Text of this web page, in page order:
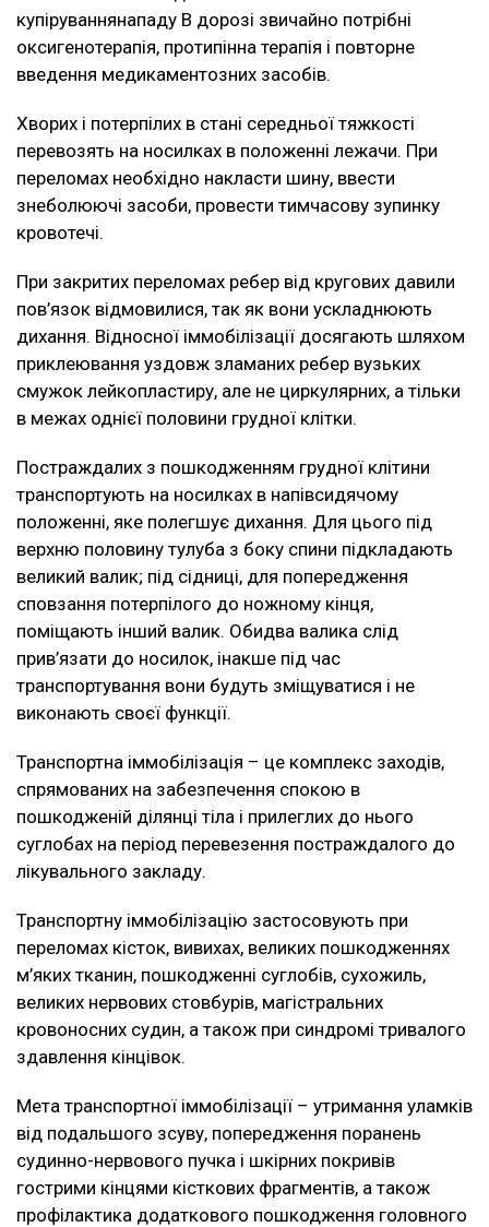
купіруваннянападу В дорозі звичайно потрібні
оксигенотерапія, протипінна терапія і повторне
введення медикаментозних засобів.
Хворих і потерпілих в стані середньої тяжкості
перевозять на носилках в положенні лежачи. При
переломах необхідно накласти шину, ввести
знеболюючі засоби, провести тимчасову зупинку
кровотечі.
При закритих переломах ребер від кругових давили
пов’язок відмовилися, так як вони ускладнюють
дихання. Відносної іммобілізації досягають шляхом
приклеювання уздовж зламаних ребер вузьких
смужок лейкопластиру, але не циркулярних, а тільки
в межах однієї половини грудної клітки.
Постраждалих з пошкодженням грудної клітини
транспортують на носилках в напівсидячому
положенні, яке полегшує дихання. Для цього під
верхню половину тулуба з боку спини підкладають
великий валик; під сідниці, для попередження
сповзання потерпілого до ножному кінця,
поміщають інший валик. Обидва валика слід
прив’язати до носилок, інакше під час
транспортування вони будуть зміщуватися і не
виконають своєї функції.
Транспортна іммобілізація – це комплекс заходів,
спрямованих на забезпечення спокою в
пошкодженій ділянці тіла і прилеглих до нього
суглобах на період перевезення постраждалого до
лікувального закладу.
Транспортну іммобілізацію застосовують при
переломах кісток, вивихах, великих пошкодженнях
м’яких тканин, пошкодженні суглобів, сухожиль,
великих нервових стовбурів, магістральних
кровоносних судин, а також при синдромі тривалого
здавлення кінцівок.
Мета транспортної іммобілізації – утримання уламків
від подальшого зсуву, попередження поранень
судинно-нервового пучка і шкірних покривів
гострими кінцями кісткових фрагментів, а також
профілактика додаткового пошкодження головного